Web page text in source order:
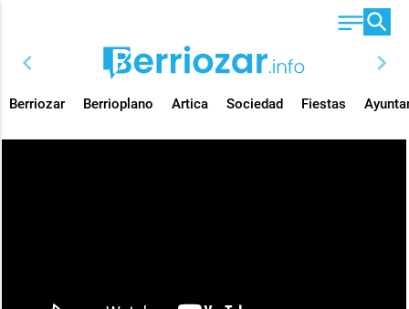
chevron_left chevron_right
Berriozar Berrioplano Artica Sociedad Fiestas